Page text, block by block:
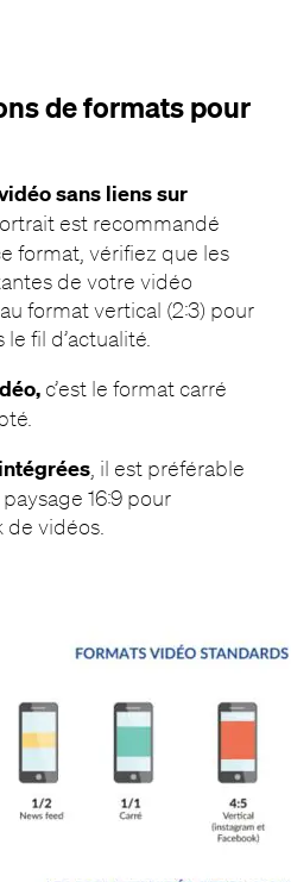
de formats pour
sans liens sur
est recommandé
format, vérifiez que les
de votre vidéo
format vertical (2:3) pour
fil d’actualité.
c’est le format carré
, il est préférable
16:9 pour
vidéos.